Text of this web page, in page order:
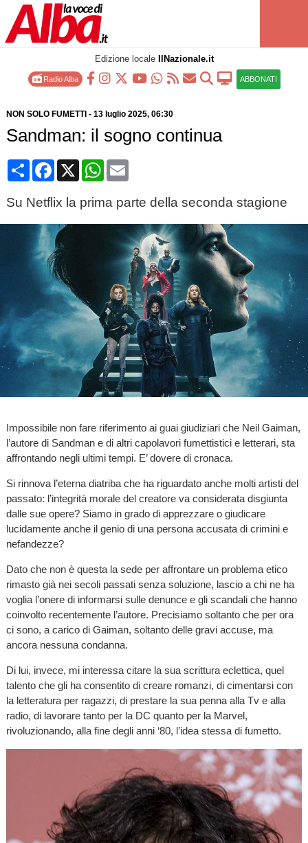
Edizione locale IlNazionale.it
Radio Alba ABBONATI
NON SOLO FUMETTI - 13 luglio 2025, 06:30
Sandman: il sogno continua
CondividiFacebook
X WhatsApp
Email
Su Netflix la prima parte della seconda stagione
Impossibile non fare riferimento ai guai giudiziari che Neil Gaiman,
l’autore di Sandman e di altri capolavori fumettistici e letterari, sta
affrontando negli ultimi tempi. E’ dovere di cronaca.
Si rinnova l’eterna diatriba che ha riguardato anche molti artisti del
passato: l’integrità morale del creatore va considerata disgiunta
dalle sue opere? Siamo in grado di apprezzare o giudicare
lucidamente anche il genio di una persona accusata di crimini e
nefandezze?
Dato che non è questa la sede per affrontare un problema etico
rimasto già nei secoli passati senza soluzione, lascio a chi ne ha
voglia l’onere di informarsi sulle denunce e gli scandali che hanno
coinvolto recentemente l’autore. Precisiamo soltanto che per ora
ci sono, a carico di Gaiman, soltanto delle gravi accuse, ma
ancora nessuna condanna.
Di lui, invece, mi interessa citare la sua scrittura eclettica, quel
talento che gli ha consentito di creare romanzi, di cimentarsi con
la letteratura per ragazzi, di prestare la sua penna alla Tv e alla
radio, di lavorare tanto per la DC quanto per la Marvel,
rivoluzionando, alla fine degli anni ‘80, l’idea stessa di fumetto.